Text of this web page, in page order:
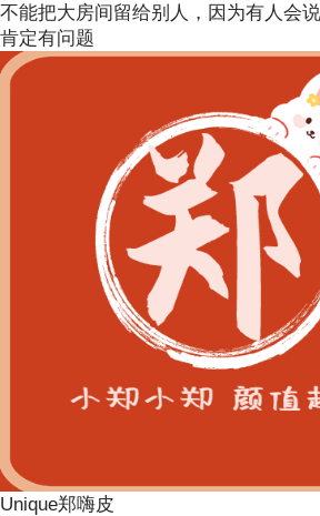
不能把大房间留给别人，因为有人会
肯定有问题
Unique郑嗨皮